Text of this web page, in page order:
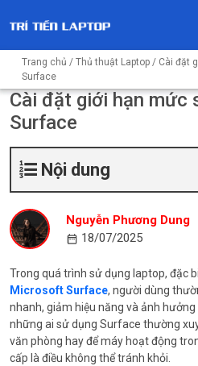
Trang chủ / Thủ thuật Laptop / Cài đặt
Surface
Cài đặt giới hạn mức
Surface
Nội dung
Nguyễn Phương Dung
18/07/2025
Trong quá trình sử dụng laptop, đặc
Microsoft Surface, người dùng
nhanh, giảm hiệu năng và ảnh
những ai sử dụng Surface thường
văn phòng hay để máy hoạt động
cấp là điều không thể tránh khỏi.